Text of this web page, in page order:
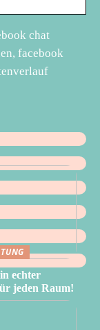
chat
facebook
echter
jeden Raum!